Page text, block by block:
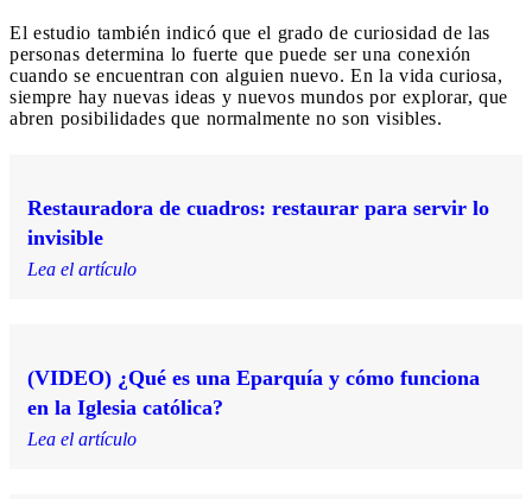
El estudio también indicó que el grado de curiosidad de las
personas determina lo fuerte que puede ser una conexión
cuando se encuentran con alguien nuevo. En la vida curiosa,
siempre hay nuevas ideas y nuevos mundos por explorar, que
abren posibilidades que normalmente no son visibles.
Restauradora de cuadros: restaurar para servir lo
invisible
Lea el artículo
(VIDEO) ¿Qué es una Eparquía y cómo funciona
en la Iglesia católica?
Lea el artículo